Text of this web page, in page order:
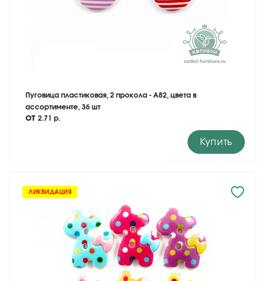
Пуговица пластиковая, 2 прокола - A82, цвета в
ассортименте, 36 шт
от 2.71 р.
Купить
ЛИКВИДАЦИЯ